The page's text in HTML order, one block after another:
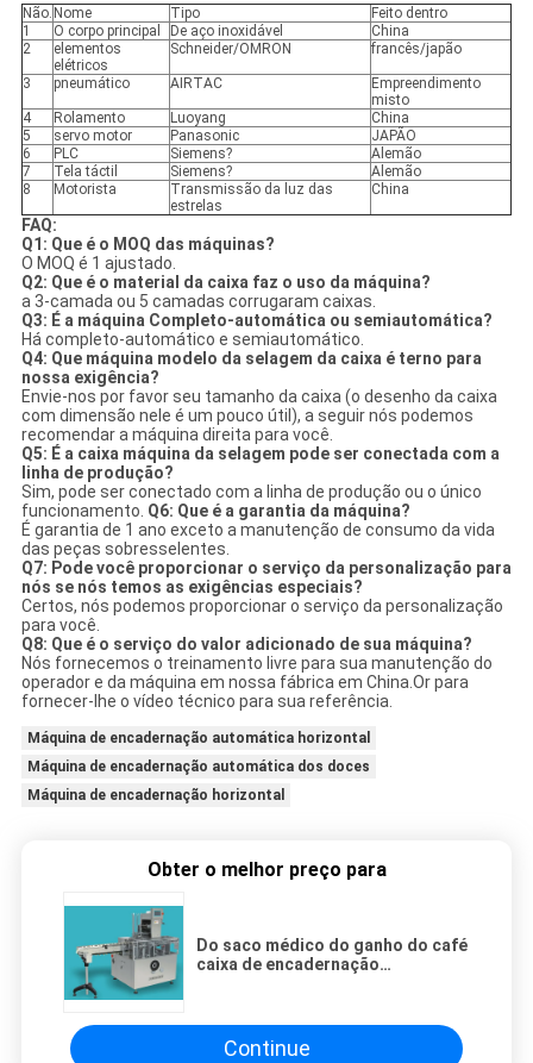
Não. Nome Tipo
Feito dentro
1
O corpo principal De aço inoxidável
China
2
elementos
elétricos
Schneider/OMRON francês/japão
3 pneumático AIRTAC
Empreendimento
misto
4
Rolamento Luoyang
China
5
servo motor Panasonic
JAPÃO
6
PLC Siemens?
Alemão
7
Tela táctil Siemens?
Alemão
8
Motorista
Transmissão da luz das
estrelas
China
FAQ:
Q1: Que é o MOQ das máquinas?
O MOQ é 1 ajustado.
Q2: Que é o material da caixa faz o uso da máquina?
a 3-camada ou 5 camadas corrugaram caixas.
Q3: É a máquina Completo-automática ou semiautomática?
Há completo-automático e semiautomático.
Q4: Que máquina modelo da selagem da caixa é terno para
nossa exigência?
Envie-nos por favor seu tamanho da caixa (o desenho da caixa
com dimensão nele é um pouco útil), a seguir nós podemos
recomendar a máquina direita para você.
Q5: É a caixa máquina da selagem pode ser conectada com a
linha de produção?
Sim, pode ser conectado com a linha de produção ou o único
funcionamento. Q6: Que é a garantia da máquina?
É garantia de 1 ano exceto a manutenção de consumo da vida
das peças sobresselentes.
Q7: Pode você proporcionar o serviço da personalização para
nós se nós temos as exigências especiais?
Certos, nós podemos proporcionar o serviço da personalização
para você.
Q8: Que é o serviço do valor adicionado de sua máquina?
Nós fornecemos o treinamento livre para sua manutenção do
operador e da máquina em nossa fábrica em China.Or para
fornecer-lhe o vídeo técnico para sua referência.
Máquina de encadernação automática horizontal
Máquina de encadernação automática dos doces
Máquina de encadernação horizontal
Obter o melhor preço para
Do saco médico do ganho do café
caixa de encadernação
Continue